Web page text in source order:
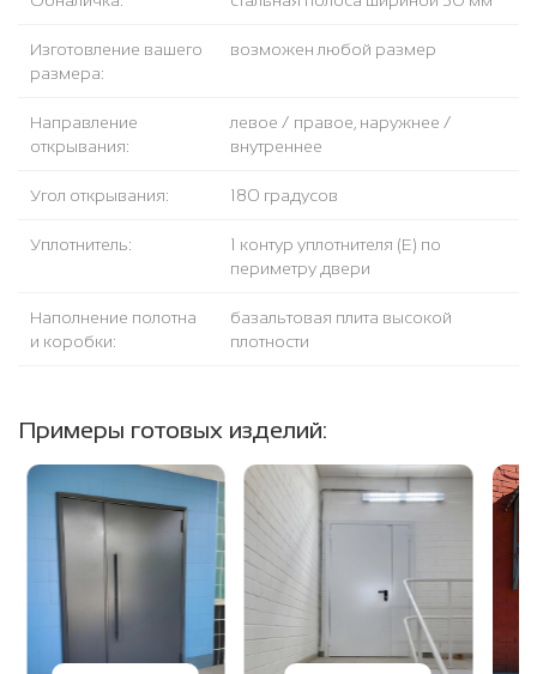
Изготовление вашего
размера:
возможен любой размер
Направление
открывания:
левое / правое, наружнее /
внутреннее
Угол открывания: 180 градусов
Уплотнитель:
1 контур уплотнителя (Е) по
периметру двери
Наполнение полотна
и коробки:
базальтовая плита высокой
плотности
Примеры готовых изделий: